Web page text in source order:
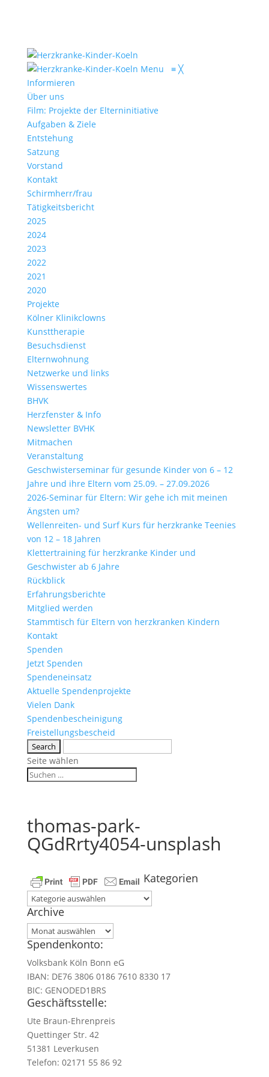
Menu ≡ ╳
Informieren
Über uns
Film: Projekte der Elterninitiative
Aufgaben & Ziele
Entstehung
Satzung
Vorstand
Kontakt
Schirmherr/frau
Tätigkeitsbericht
2025
2024
2023
2022
2021
2020
Projekte
Kölner Klinikclowns
Kunsttherapie
Besuchsdienst
Elternwohnung
Netzwerke und links
Wissenswertes
BHVK
Herzfenster & Info
Newsletter BVHK
Mitmachen
Veranstaltung
Geschwisterseminar für gesunde Kinder von 6 – 12
Jahre und ihre Eltern vom 25.09. – 27.09.2026
2026-Seminar für Eltern: Wir gehe ich mit meinen
Ängsten um?
Wellenreiten- und Surf Kurs für herzkranke Teenies
von 12 – 18 Jahren
Klettertraining für herzkranke Kinder und
Geschwister ab 6 Jahre
Rückblick
Erfahrungsberichte
Mitglied werden
Stammtisch für Eltern von herzkranken Kindern
Kontakt
Spenden
Jetzt Spenden
Spendeneinsatz
Aktuelle Spendenprojekte
Vielen Dank
Spendenbescheinigung
Freistellungsbescheid
Seite wählen
thomas-park-
QGdRrty4054-unsplash
Kategorien
Kategorien
Archive
Archive
Spendenkonto:
Volksbank Köln Bonn eG
IBAN: DE76 3806 0186 7610 8330 17
BIC: GENODED1BRS
Geschäftsstelle:
Ute Braun-Ehrenpreis
Quettinger Str. 42
51381 Leverkusen
Telefon: 02171 55 86 92